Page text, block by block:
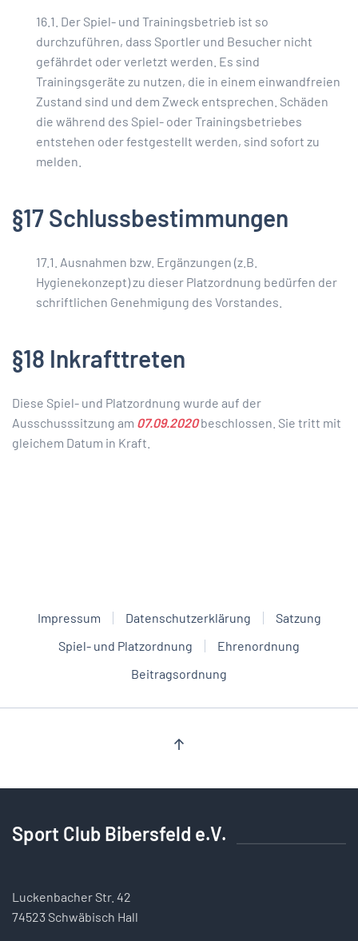
16.1. Der Spiel- und Trainingsbetrieb ist so
durchzuführen, dass Sportler und Besucher nicht
gefährdet oder verletzt werden. Es sind
Trainingsgeräte zu nutzen, die in einem einwandfreien
Zustand sind und dem Zweck entsprechen. Schäden
die während des Spiel- oder Trainingsbetriebes
entstehen oder festgestellt werden, sind sofort zu
melden.
§17 Schlussbestimmungen
17.1. Ausnahmen bzw. Ergänzungen (z.B.
Hygienekonzept) zu dieser Platzordnung bedürfen der
schriftlichen Genehmigung des Vorstandes.
§18 Inkrafttreten
Diese Spiel- und Platzordnung wurde auf der
Ausschusssitzung am 07.09.2020beschlossen. Sie tritt mit
gleichem Datum in Kraft.
Impressum Datenschutzerklärung
Satzung
Spiel- und Platzordnung
Ehrenordnung
Beitragsordnung
Sport Club Bibersfeld e.V.
Luckenbacher Str. 42
74523 Schwäbisch Hall